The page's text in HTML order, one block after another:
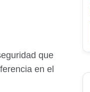
que
en el